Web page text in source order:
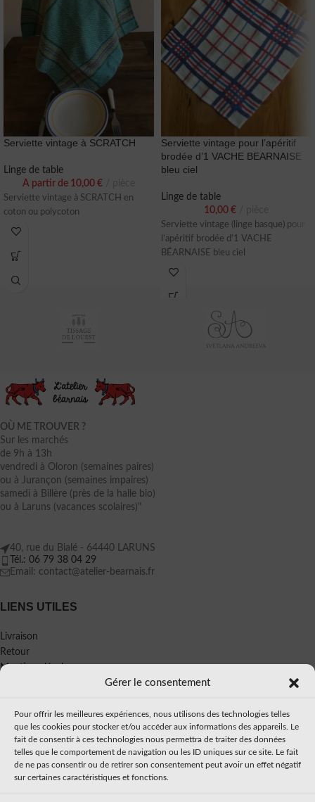
Gérer le consentement
Pour offrir les meilleures expériences, nous utilisons des technologies telles
que les cookies pour stocker et/ou accéder aux informations des appareils. Le
fait de consentir à ces technologies nous permettra de traiter des données
telles que le comportement de navigation ou les ID uniques sur ce site. Le fait
de ne pas consentir ou de retirer son consentement peut avoir un effet négatif
sur certaines caractéristiques et fonctions.
Serviette vintage à SCRATCH
Linge de table
A partir de 10,00 €
Serviette vintage à SCRATCH en
coton ou polycoton
Serviette vintage pour l’apéritif
brodée d’1 VACHE BEARNAISE
bleu ciel
Linge de table
10,00 €
Serviette vintage (linge basque) pour
l’apéritif brodée d’1 VACHE
BÉARNAISE bleu ciel
OÙ ME TROUVER ?
Sur les marchés
de 9h à 13h
vendredi à Oloron (semaines paires)
ou à Jurançon (semaines impaires)
samedi à Billère (près de la halle bio)
ou à Laruns (vacances scolaires)"
40, rue du Bialé - 64440 LARUNS
Tél.: 06 79 38 04 29
Email: contact@atelier-bearnais.fr
LIENS UTILES
Livraison
Retour
Mentions légales
Politique de confidentialité
À PROPOS
Mon histoire